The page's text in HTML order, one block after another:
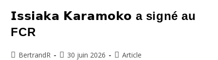
𝗜𝘀𝘀𝗶𝗮𝗸𝗮 𝗞𝗮𝗿𝗮𝗺𝗼𝗸𝗼 a signé au
FCR
Auteur/autrice
BertrandR
Publication
30 juin 2026
PostArticle